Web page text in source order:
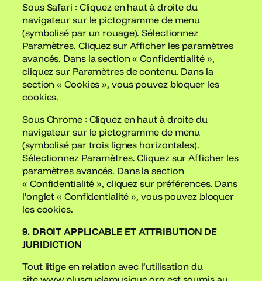
Sous Safari : Cliquez en haut à droite du
navigateur sur le pictogramme de menu
(symbolisé par un rouage). Sélectionnez
Paramètres. Cliquez sur Afficher les paramètres
avancés. Dans la section « Confidentialité »,
cliquez sur Paramètres de contenu. Dans la
section « Cookies », vous pouvez bloquer les
cookies.
Sous Chrome : Cliquez en haut à droite du
navigateur sur le pictogramme de menu
(symbolisé par trois lignes horizontales).
Sélectionnez Paramètres. Cliquez sur Afficher les
paramètres avancés. Dans la section
« Confidentialité », cliquez sur préférences. Dans
l’onglet « Confidentialité », vous pouvez bloquer
les cookies.
9. DROIT APPLICABLE ET ATTRIBUTION DE
JURIDICTION
Tout litige en relation avec l’utilisation du